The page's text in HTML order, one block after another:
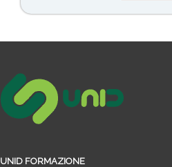
UNID FORMAZIONE